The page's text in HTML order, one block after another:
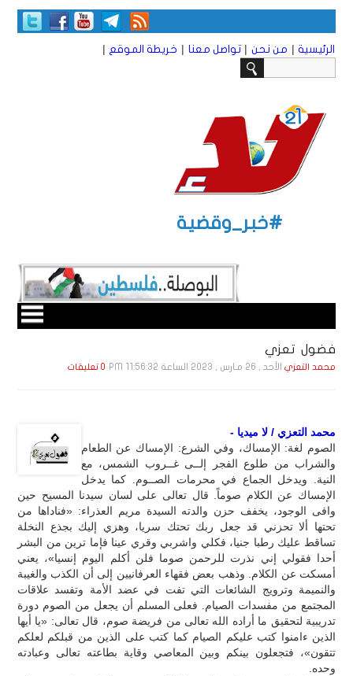
الرئيسية | من نحن | تواصل معنا | خريطة الموقع |
#خبر_وقضية
فضول تعزي
محمد التعزي الأحد , 26 مـارس , 2023 الساعة 11:56:32 PM 0 تعليقات
محمد التعزي / لا ميديا -
الصوم لغة: الإمساك، وفي الشرع: الإمساك عن الطعام
والشراب من طلوع الفجر إلــى غــروب الشمس، مع
النية. ويدخل الجماع في محرمات الصــوم. كما يدخل
الإمساك عن الكلام صوماً. قال تعالى على لسان سيدنا المسيح حين
وافى الوجود، يخفف حزن والدته السيدة مريم العذراء: «فناداها من
تحتها ألا تحزني قد جعل ربك تحتك سريا، وهزي إليك بجذع النخلة
تساقط عليك رطبا جنيا، فكلي واشربي وقري عينا فإما ترين من البشر
أحدا فقولي إني نذرت للرحمن صوما فلن أكلم اليوم إنسيا»، يعني
أمسكت عن الكلام. وذهب بعض فقهاء العرفانيين إلى أن الكذب والغيبة
والنميمة وترويج الشائعات التي تفت في عضد الأمة وتفسد علاقات
المجتمع من مفسدات الصيام. فعلى المسلم أن يجعل من الصوم دورة
تدريبية لتحقيق ما أراده الله تعالى من فريضة صوم، قال تعالى: «يا أيها
الذين ءامنوا كتب عليكم الصيام كما كتب على الذين من قبلكم لعلكم
تتقون»، فتجعلون بينكم وبين المعاصي وقاية بطاعته تعالى وعبادته
وحده.